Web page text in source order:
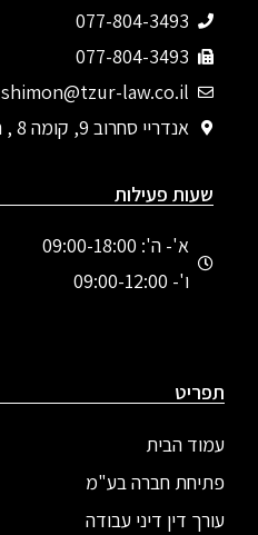
077-804-3493‬
077-804-3493
shimon@tzur-law.co.il
אנדריי סחרוב 9, קומה 8 , חיפה 3190501
שעות פעילות
א'- ה': 09:00-18:00
ו'- 09:00-12:00
תפריט
עמוד הבית
פתיחת חברה בע"מ
עורך דין דיני עבודה